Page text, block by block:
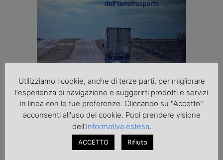
Utilizziamo i cookie, anche di terze parti, per migliorare
l'esperienza di navigazione e suggerirti prodotti e servizi
in linea con le tue preferenze. Cliccando su "Accetto"
acconsenti all'uso dei cookie. Puoi prendere visione
dell'Informativa estesa.
ACCETTO Rifiuto